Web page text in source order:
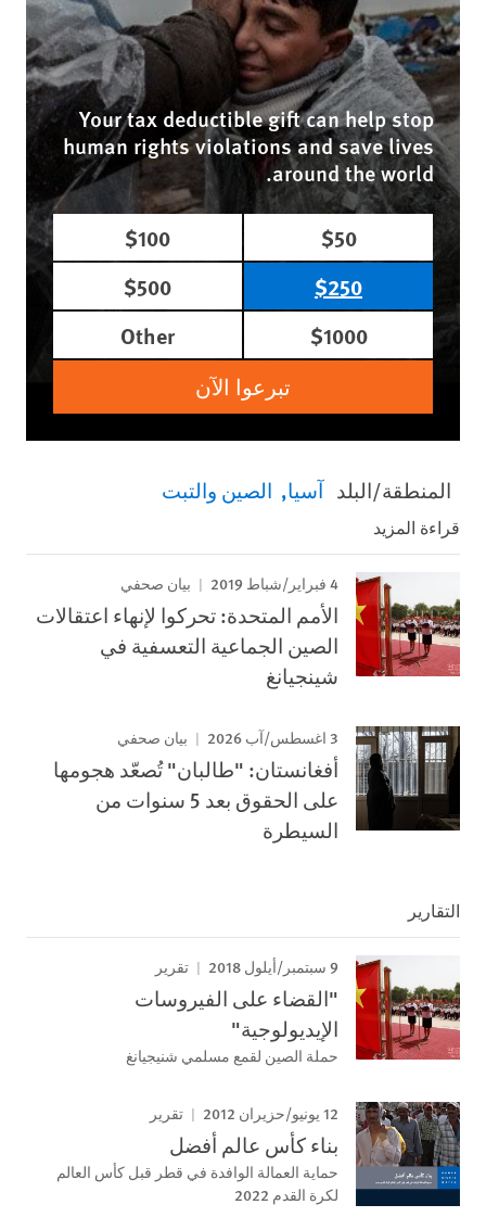
Your tax deductible gift can help stop
human rights violations and save lives
around the world.
$50
$100
$250
$500
$1000
Other
تبرعوا الآن
المنطقة/البلد آسيا الصين والتبت
قراءة المزيد
4 فبراير/شباط 2019 بيان صحفي
الأمم المتحدة: تحركوا لإنهاء اعتقالات
الصين الجماعية التعسفية في
شينجيانغ
3 اغسطس/آب 2026 بيان صحفي
أفغانستان: "طالبان" تُصعّد هجومها
على الحقوق بعد 5 سنوات من
السيطرة
التقارير
9 سبتمبر/أيلول 2018 تقرير
"القضاء على الفيروسات
الإيديولوجية"
حملة الصين لقمع مسلمي شنيجيانغ
12 يونيو/حزيران 2012 تقرير
بناء كأس عالم أفضل
حماية العمالة الوافدة في قطر قبل كأس العالم
لكرة القدم 2022